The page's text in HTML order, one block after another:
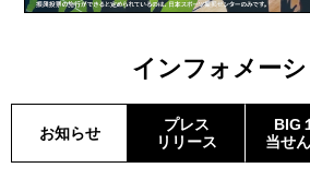
インフォメー
お知らせ
プレス
リリース
BIG
当せ